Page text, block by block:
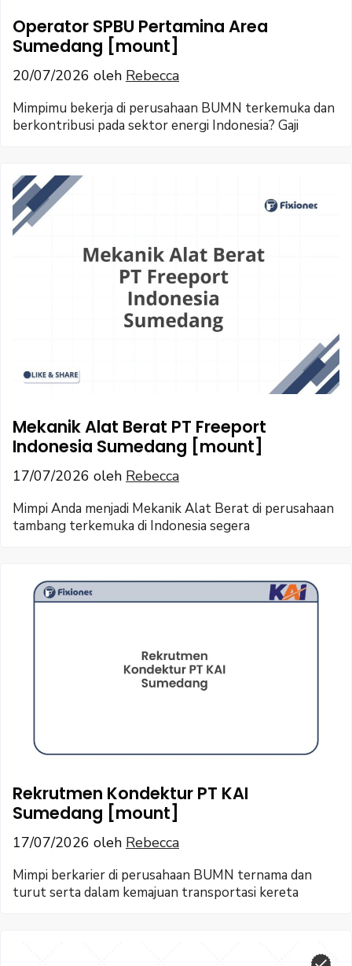
Operator SPBU Pertamina Area
Sumedang [mount]
20/07/2026 oleh Rebecca
Mimpimu bekerja di perusahaan BUMN terkemuka dan
berkontribusi pada sektor energi Indonesia? Gaji
Mekanik Alat Berat PT Freeport
Indonesia Sumedang [mount]
17/07/2026 oleh Rebecca
Mimpi Anda menjadi Mekanik Alat Berat di perusahaan
tambang terkemuka di Indonesia segera
Rekrutmen Kondektur PT KAI
Sumedang [mount]
17/07/2026 oleh Rebecca
Mimpi berkarier di perusahaan BUMN ternama dan
turut serta dalam kemajuan transportasi kereta